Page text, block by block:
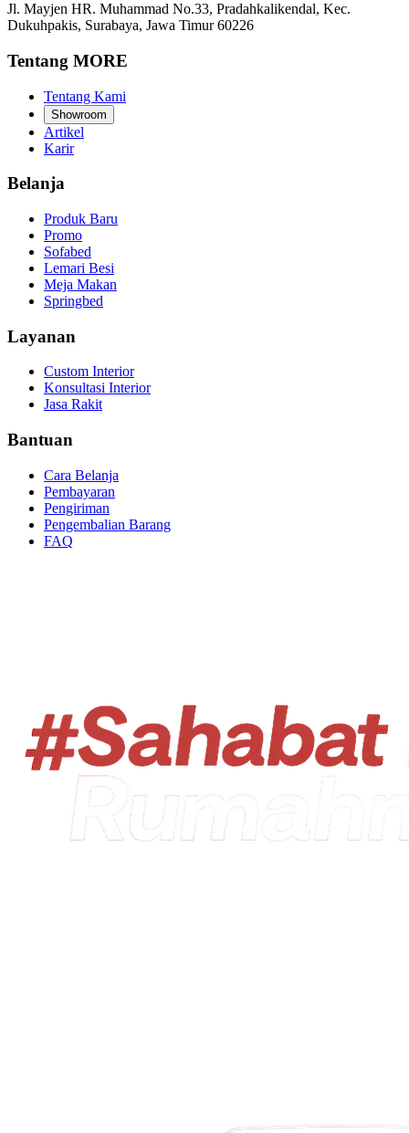
Jl. Mayjen HR. Muhammad No.33, Pradahkalikendal, Kec.
Dukuhpakis, Surabaya, Jawa Timur 60226
Tentang MORE
Tentang Kami
Showroom
Artikel
Karir
Belanja
Produk Baru
Promo
Sofabed
Lemari Besi
Meja Makan
Springbed
Layanan
Custom Interior
Konsultasi Interior
Jasa Rakit
Bantuan
Cara Belanja
Pembayaran
Pengiriman
Pengembalian Barang
FAQ